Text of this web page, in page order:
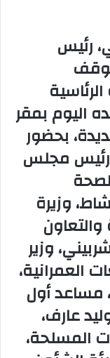
رئيس
اليوم بمقر
بحضور
رئيس مجلس
وزيرة
وزير
العمرانية،
مساعد أول
عارف،
المسلحة،